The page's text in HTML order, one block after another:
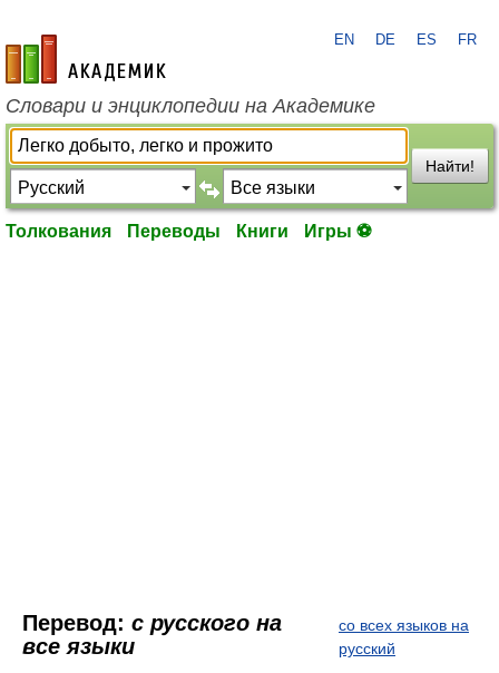
academic.ru
EN DE ES FR
Словари и энциклопедии на Академике
Найти!
Толкования Переводы Книги Игры ⚽
Перевод: с русского на
все языки
со всех языков на
русский